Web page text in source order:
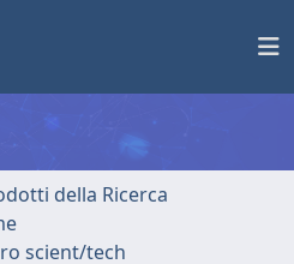
della Ricerca
scient/tech